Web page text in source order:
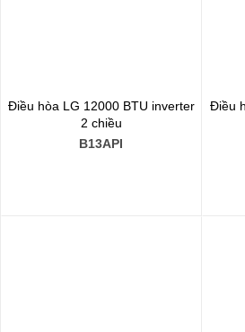
Điều hòa LG 12000 BTU inverter
2 chiều
B13API
Điều